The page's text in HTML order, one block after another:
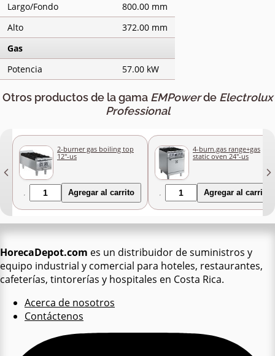
Largo/Fondo
800.00 mm
Alto
372.00 mm
Gas
Potencia
57.00 kW
Otros productos de la gama EMPowerde Electrolux
Professional
2-burner gas boiling top
12"-us
Agregar al carrito
4-burn.gas range+gas
static oven 24"-us
Agregar al carrito
HorecaDepot.com es un distribuidor de suministros y
equipo industrial y comercial para hoteles, restaurantes,
cafeterías, tintorerías y hospitales en Costa Rica.
Acerca de nosotros
Contáctenos